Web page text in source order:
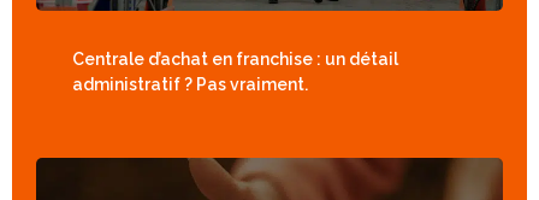
Centrale d’achat en franchise : un détail
administratif ? Pas vraiment.